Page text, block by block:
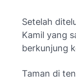
Setelah
Kamil yang
berkunjung
Taman di